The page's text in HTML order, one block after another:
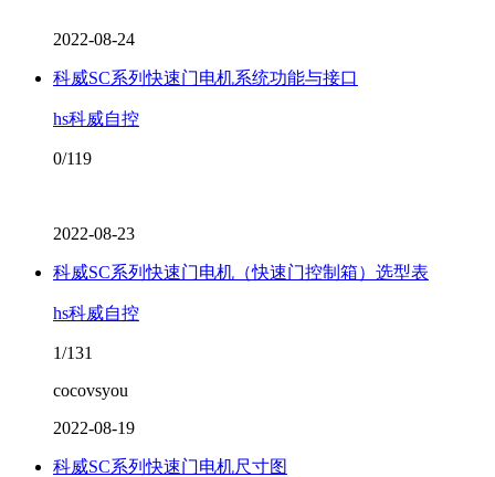
2022-08-24
科威SC系列快速门电机系统功能与接口
hs科威自控
0/119
2022-08-23
科威SC系列快速门电机（快速门控制箱）选型表
hs科威自控
1/131
cocovsyou
2022-08-19
科威SC系列快速门电机尺寸图